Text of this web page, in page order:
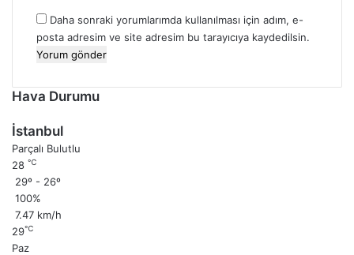
e
r
Daha sonraki yorumlarımda kullanılması için adım, e-
posta adresim ve site adresim bu tarayıcıya kaydedilsin.
Hava Durumu
İstanbul
Parçalı Bulutlu
28 ℃
29º - 26º
100%
7.47 km/h
29℃
Paz